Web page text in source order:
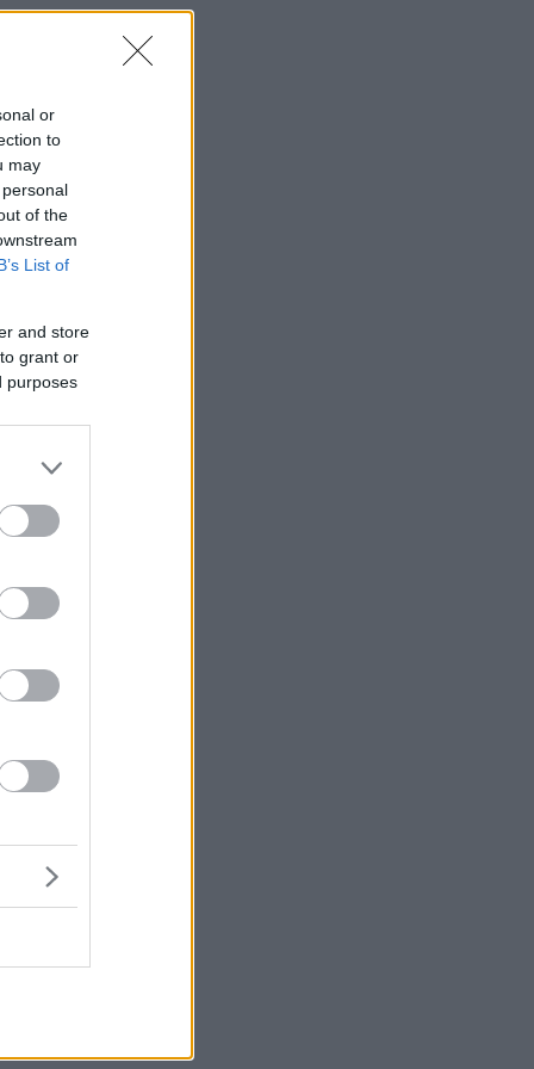
or
to
may
of the
List of
and store
grant or
purposes